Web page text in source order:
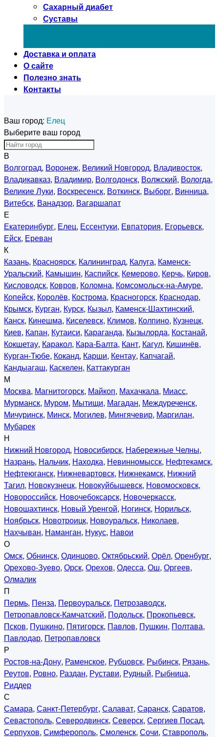
Сахарный диабет
Суставы
Доставка и оплата
О сайте
Полезно знать
Контакты
Ваш город: Елец
Выберите ваш город
В
Волгоград, Воронеж, Великий Новгород, Владивосток,
Владикавказ, Владимир, Волгодонск, Волжский, Вологда,
Великие Луки, Воскресенск, Воткинск, Выборг, Винница,
Витебск, Ванадзор, Вагаршапат
Е
Екатеринбург, Елец, Ессентуки, Евпатория, Егорьевск,
Ейск, Ереван
К
Казань, Красноярск, Калининград, Калуга, Каменск-
Уральский, Камышин, Каспийск, Кемерово, Керчь, Киров,
Кисловодск, Ковров, Коломна, Комсомольск-на-Амуре,
Копейск, Королёв, Кострома, Красногорск, Краснодар,
Крымск, Курган, Курск, Кызыл, Каменск-Шахтинский,
Канск, Кинешма, Киселевск, Климов, Колпино, Кузнецк,
Киев, Капан, Кутаиси, Караганда, Кызылорда, Костанай,
Кокшетау, Каракол, Кара-Балта, Кант, Кагул, Кишинёв,
Курган-Тюбе, Коканд, Карши, Кентау, Капчагай,
Кандыагаш, Каскелен, Каттакурган
М
Москва, Магнитогорск, Майкоп, Махачкала, Миасс,
Мурманск, Муром, Мытищи, Магадан, Междуреченск,
Мичуринск, Минск, Могилев, Мингячевир, Маргилан,
Мубарек
Н
Нижний Новгород, Новосибирск, Набережные Челны,
Назрань, Нальчик, Находка, Невинномысск, Нефтекамск,
Нефтеюганск, Нижневартовск, Нижнекамск, Нижний
Тагил, Новокузнецк, Новокуйбышевск, Новомосковск,
Новороссийск, Новочебоксарск, Новочеркасск,
Новошахтинск, Новый Уренгой, Ногинск, Норильск,
Ноябрьск, Новотроицк, Новоуральск, Николаев,
Нахчыван, Наманган, Нукус, Навои
О
Омск, Обнинск, Одинцово, Октябрьский, Орёл, Оренбург,
Орехово-Зуево, Орск, Орехов, Одесса, Ош, Оргеев,
Олмалик
П
Пермь, Пенза, Первоуральск, Петрозаводск,
Петропавловск-Камчатский, Подольск, Прокопьевск,
Псков, Пушкино, Пятигорск, Павлов, Пушкин, Полтава,
Павлодар, Петропавловск
Р
Ростов-на-Дону, Раменское, Рубцовск, Рыбинск, Рязань,
Реутов, Ровно, Раздан, Рустави, Рудный, Рыбница,
Риддер
С
Самара, Санкт-Петербург, Салават, Саранск, Саратов,
Севастополь, Северодвинск, Северск, Сергиев Посад,
Серпухов, Симферополь, Смоленск, Сочи, Ставрополь,